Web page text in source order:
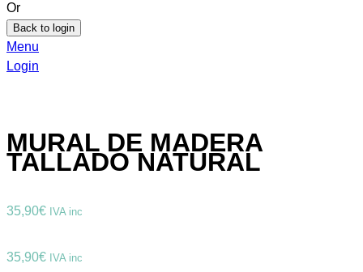
Or
Back to login
Menu
Login
MURAL DE MADERA
TALLADO NATURAL
35,90€ IVA inc
35,90€ IVA inc